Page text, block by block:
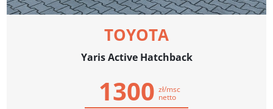
TOYOTA
Yaris Active Hatchback
1300 zł/msc
netto